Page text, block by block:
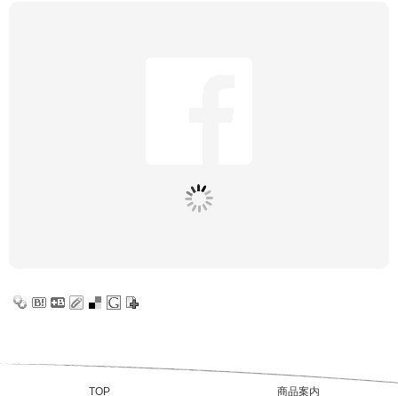
TOP 商品案内